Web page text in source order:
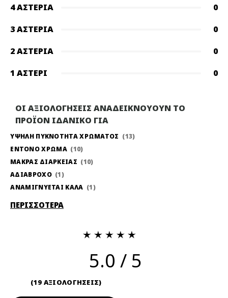
4 ΑΣΤΈΡΙΑ
0
3 ΑΣΤΈΡΙΑ
0
2 ΑΣΤΈΡΙΑ
0
1 ΑΣΤΈΡΙ
0
ΟΙ ΑΞΙΟΛΟΓΗΣΕΙΣ ΑΝΑΔΕΙΚΝΟΥΟΥΝ ΤΟ
ΠΡΟΪΟΝ ΙΔΑΝΙΚΟ ΓΙΑ
ΥΨΗΛΗ ΠΥΚΝΟΤΗΤΑ ΧΡΩΜΑΤΟΣ
13
ΕΝΤΟΝΟ ΧΡΩΜΑ
10
ΜΑΚΡΑΣ ΔΙΑΡΚΕΙΑΣ
10
ΑΔΙΑΒΡΟΧΟ
1
ΑΝΑΜΙΓΝΥΕΤΑΙ ΚΑΛΑ
1
ΠΕΡΙΣΣΟΤΕΡΑ
5.0
19 ΑΞΙΟΛΟΓΗΣΕΙΣ